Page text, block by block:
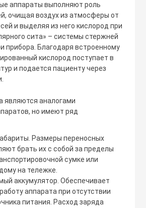
аппараты выполняют роль
очищая воздух из атмосферы от
и выделяя из него кислород при
сита» – системы стержней
прибора. Благодаря встроенному
кислород поступает в
и подается пациенту через
являются аналогами
но имеют ряд
Размеры переносных
брать их с собой за пределы
сумке или
на тележке.
аккумулятор. Обеспечивает
аппарата при отсутствии
питания. Расход заряда